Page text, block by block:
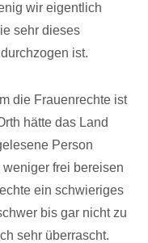
wir eigentlich
sehr dieses
ist.
die Frauenrechte ist
hätte das Land
Person
frei bereisen
ein schwieriges
bis gar nicht zu
sehr überrascht.